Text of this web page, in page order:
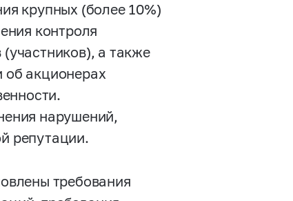
крупных (более 10%)
контроля
а также
об акционерах
нарушений,
репутации.
требования